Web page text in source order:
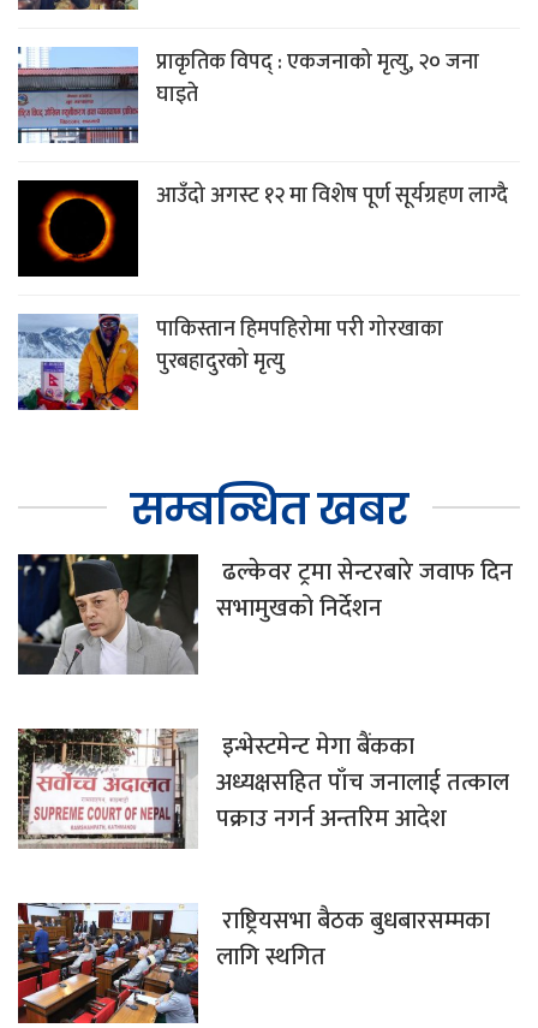
प्राकृतिक विपद् : एकजनाको मृत्यु, २० जना
घाइते
आउँदो अगस्ट १२ मा विशेष पूर्ण सूर्यग्रहण लाग्दै
पाकिस्तान हिमपहिरोमा परी गोरखाका
पुरबहादुरको मृत्यु
सम्बन्धित खबर
ढल्केवर ट्रमा सेन्टरबारे जवाफ दिन
सभामुखको निर्देशन
इन्भेस्टमेन्ट मेगा बैंकका
अध्यक्षसहित पाँच जनालाई तत्काल
पक्राउ नगर्न अन्तरिम आदेश
राष्ट्रियसभा बैठक बुधबारसम्मका
लागि स्थगित